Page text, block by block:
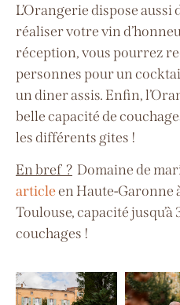
L’Orangerie dispose aussi
réaliser votre vin
réception, vous pourrez
personnes pour un
un diner assis. Enfin,
belle capacité de
les différents gites !
En bref ? Domaine de
articleen Haute-Garonne
Toulouse, capacité
couchages !